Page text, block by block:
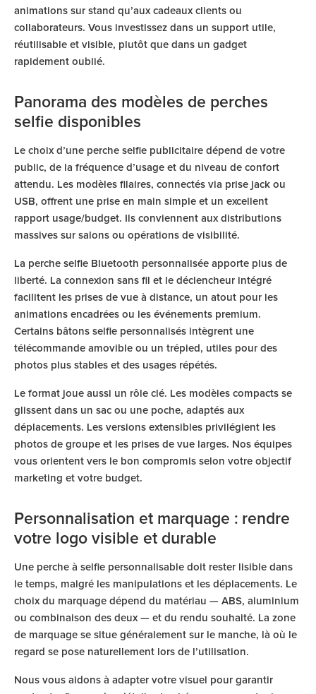
animations sur stand qu’aux cadeaux clients ou
collaborateurs. Vous investissez dans un support utile,
réutilisable et visible, plutôt que dans un gadget
rapidement oublié.
Panorama des modèles de perches
selfie disponibles
Le choix d’une perche selfie publicitaire dépend de votre
public, de la fréquence d’usage et du niveau de confort
attendu. Les modèles filaires, connectés via prise jack ou
USB, offrent une prise en main simple et un excellent
rapport usage/budget. Ils conviennent aux distributions
massives sur salons ou opérations de visibilité.
La perche selfie Bluetooth personnalisée apporte plus de
liberté. La connexion sans fil et le déclencheur intégré
facilitent les prises de vue à distance, un atout pour les
animations encadrées ou les événements premium.
Certains bâtons selfie personnalisés intègrent une
télécommande amovible ou un trépied, utiles pour des
photos plus stables et des usages répétés.
Le format joue aussi un rôle clé. Les modèles compacts se
glissent dans un sac ou une poche, adaptés aux
déplacements. Les versions extensibles privilégient les
photos de groupe et les prises de vue larges. Nos équipes
vous orientent vers le bon compromis selon votre objectif
marketing et votre budget.
Personnalisation et marquage : rendre
votre logo visible et durable
Une perche à selfie personnalisable doit rester lisible dans
le temps, malgré les manipulations et les déplacements. Le
choix du marquage dépend du matériau — ABS, aluminium
ou combinaison des deux — et du rendu souhaité. La zone
de marquage se situe généralement sur le manche, là où le
regard se pose naturellement lors de l’utilisation.
Nous vous aidons à adapter votre visuel pour garantir